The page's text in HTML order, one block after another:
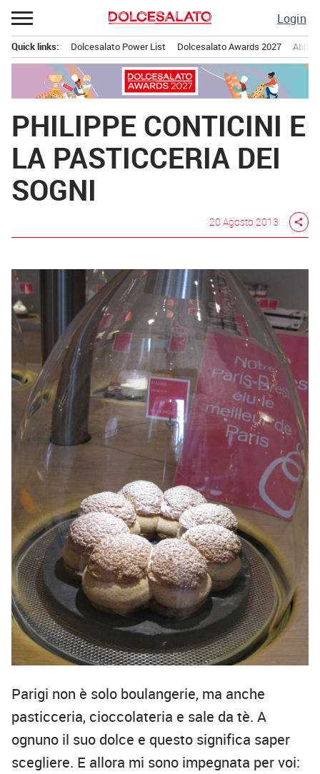
Passa
al
contenuto
Login
principale
Quick links: Dolcesalato Power List Dolcesalato Awards 2027
PHILIPPE CONTICINI E
LA PASTICCERIA DEI
SOGNI
20 Agosto 2013 share
Parigi non è solo boulangerie, ma anche
pasticceria, cioccolateria e sale da tè. A
ognuno il suo dolce e questo significa saper
scegliere. E allora mi sono impegnata per voi: